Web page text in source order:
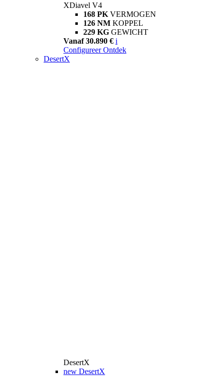
XDiavel V4
168 PK VERMOGEN
126 NM KOPPEL
229 KG GEWICHT
Vanaf 30.890 € i
Configureer Ontdek
DesertX
DesertX
new DesertX